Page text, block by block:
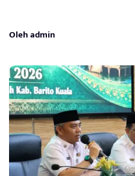
Oleh admin